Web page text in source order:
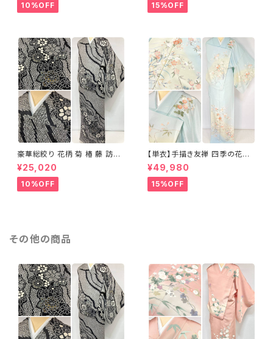
10%OFF 15%OFF
豪華総絞り 花柄 菊 椿 藤 訪問
着 鹿の子絞り ラメ 正絹 黒 白
グレー 1435
¥25,020
10%OFF
【単衣】手描き友禅 四季の花々
正絹 訪問着 水色 黄緑 白 パス
テルカラー 1431
¥49,980
15%OFF
その他の商品